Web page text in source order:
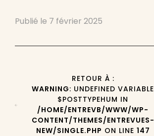
Publié le 7 février 2025
RETOUR À :
WARNING: UNDEFINED VARIABLE
$POSTTYPEHUM IN
/HOME/ENTREVB/WWW/WP-
CONTENT/THEMES/ENTREVUES-
NEW/SINGLE.PHP ON LINE 147